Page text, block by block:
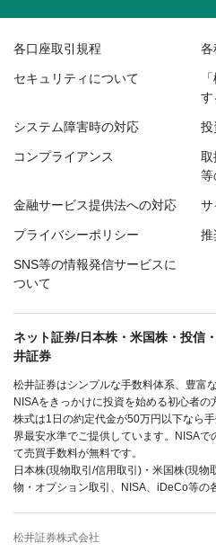
各口座取引規程 各
セキュリティについて
す
システム障害時の対応 投
コンプライアンス
取
等
金融サービス提供法への対応 サ
プライバシーポリシー 推
SNS等の情報発信サービスに
ついて
ネット証券/日本株・米国株・投信
井証券
松井証券はシンプルな手数料体系、豊富
NISAをきっかけに投資を始める初心者の
株式は1日の約定代金が50万円以下なら
界最安水準でご提供しています。NISA
て売買手数料が無料です。
日本株(現物取引/信用取引)・米国株(現
物・オプション取引、NISA、iDeCo等の
松井証券株式会社